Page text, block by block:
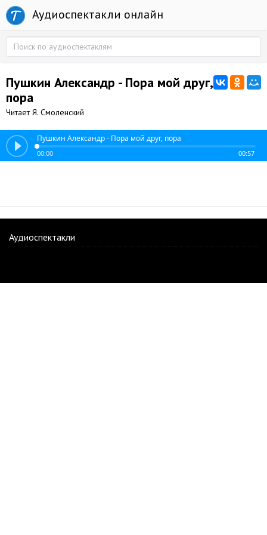
Аудиоспектакли онлайн
Пушкин Александр - Пора мой друг,
пора
Читает Я. Смоленский
Пушкин Александр - Пора мой друг, пора
00:00 00:57
Аудиоспектакли